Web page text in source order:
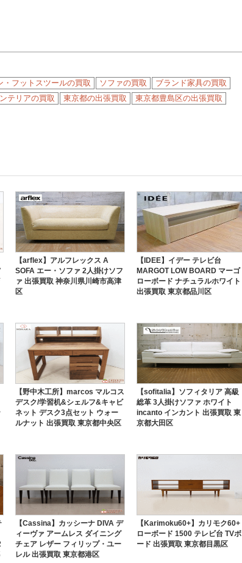
・フットスツールの買取 ソファの買取
ブランド家具の買取
テリアの買取 東京都の出張買取
東京都豊島区の出張買取
【arflex】アルフレックス A
SOFA エー・ソファ 2人掛けソフ
ァ 出張買取 神奈川県川崎市高津
区
【IDEE】イデー テレビ台
MARGOT LOW BOARD マーゴ
ローボード ナチュラルホワイト
出張買取 東京都品川区
【野中木工所】marcos マルコス
デスク/学習机&シェルフ&キャビ
ネット デスク3点セット ウォー
ルナット 出張買取 東京都中央区
【sofitalia】ソフィタリア 高級
総革 3人掛けソファ ホワイト
incanto インカント 出張買取 東
京都大田区
【Cassina】カッシーナ DIVA デ
ィーヴァ アームレス ダイニング
チェア レザー フィリップ・ユー
レル 出張買取 東京都港区
【Karimoku60+】カリモク60+
ローボード 1500 テレビ台 TVボ
ード 出張買取 東京都目黒区